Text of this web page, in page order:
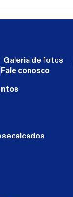
Galeria de fotos
Fale conosco